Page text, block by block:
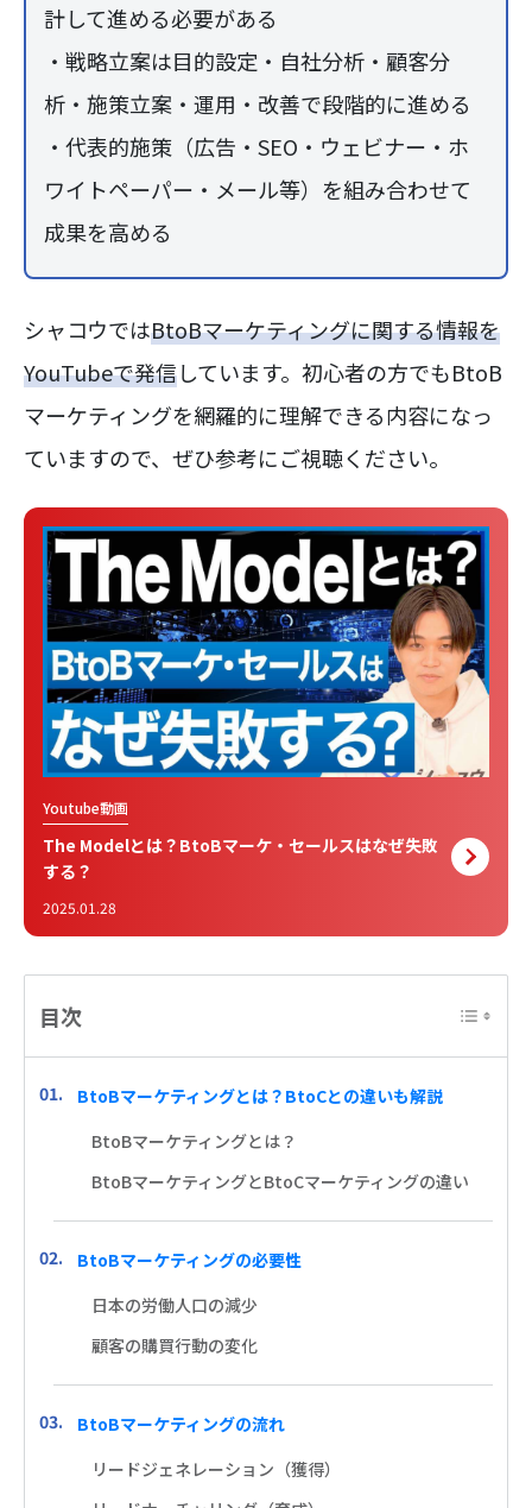
計して進める必要がある
・戦略立案は目的設定・自社分析・顧客分
析・施策立案・運用・改善で段階的に進める
・代表的施策（広告・SEO・ウェビナー・ホ
ワイトペーパー・メール等）を組み合わせて
成果を高める
シャコウではBtoBマーケティングに関する情報を
YouTubeで発信しています。初心者の方でもBtoB
マーケティングを網羅的に理解できる内容になっ
ていますので、ぜひ参考にご視聴ください。
Youtube動画
The Modelとは？BtoBマーケ・セールスはなぜ失敗
する？
2025.01.28
目次
BtoBマーケティングとは？BtoCとの違いも解説
BtoBマーケティングとは？
BtoBマーケティングとBtoCマーケティングの違い
BtoBマーケティングの必要性
日本の労働人口の減少
顧客の購買行動の変化
BtoBマーケティングの流れ
リードジェネレーション（獲得）